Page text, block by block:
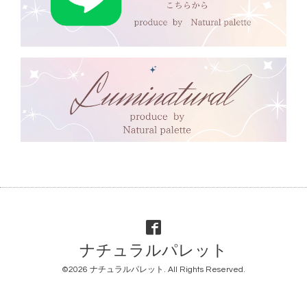
ナチュラルパレット
©2026 ナチュラルパレット . All Rights Reserved.